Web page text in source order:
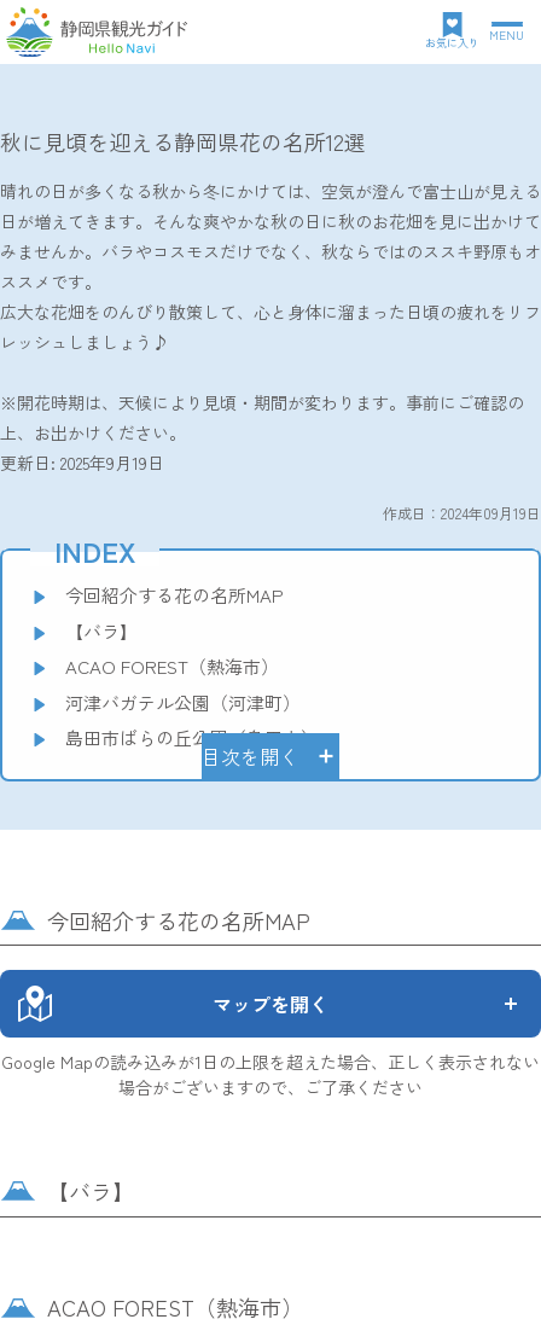
グ
ロ
ビ
ゲ
ー
ン
お気に入り MENU
ク
リ
ス
ト
秋に見頃を迎える静岡県花の名所12選
晴れの日が多くなる秋から冬にかけては、空気が澄んで富士山が見える
日が増えてきます。そんな爽やかな秋の日に秋のお花畑を見に出かけて
みませんか。バラやコスモスだけでなく、秋ならではのススキ野原もオ
ススメです。
広大な花畑をのんびり散策して、心と身体に溜まった日頃の疲れをリフ
レッシュしましょう♪
※開花時期は、天候により見頃・期間が変わります。事前にご確認の
上、お出かけください。
更新日: 2025年9月19日
作成日：2024年09月19日
目次を開く
INDEX
今回紹介する花の名所MAP
【バラ】
ACAO FOREST（熱海市）
河津バガテル公園（河津町）
島田市ばらの丘公園（島田市）
今回紹介する花の名所MAP
マップを開く
Google Mapの読み込みが1日の上限を超えた場合、正しく表示されない
場合がございますので、ご了承ください
【バラ】
ACAO FOREST（熱海市）